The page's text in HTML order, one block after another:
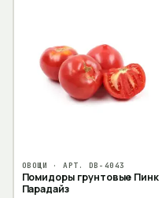
ОВОЩИ · АРТ. DB-4043
Помидоры грунтовые Пинк
Парадайз